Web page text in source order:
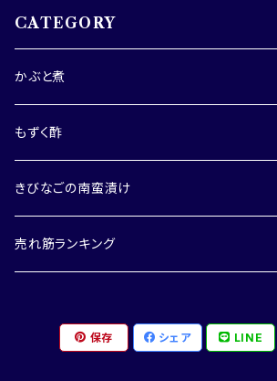
CATEGORY
かぶと煮
もずく酢
きびなごの南蛮漬け
売れ筋ランキング
保存 シェア LINE